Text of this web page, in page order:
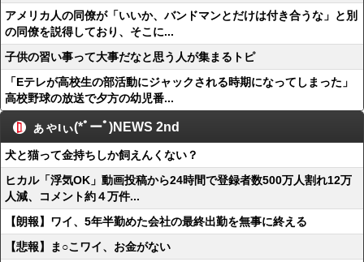
アメリカ人の同僚が「いいか、バンドマンとだけは付き合うな」と別
の同僚を説得しており、そこに...
子供の習い事って大事だなと思う人が集まるトピ
「Eテレが高校生の部活動にジャックされる時期になってしまった」
高校野球の放送で夕方の幼児番...
ぁゃιぃ(*ﾟーﾟ)NEWS 2nd
犬と猫って金持ちしか飼えんくない？
ヒカル「浮気OK」動画投稿から24時間で登録者数500万人割れ12万
人減、コメント約４万件...
【朗報】ワイ、5年半勤めた会社の最終出勤を無事に終える
【悲報】ま○こワイ、お金がない